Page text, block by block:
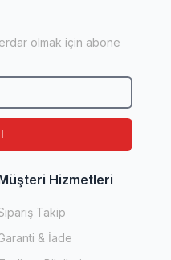
olmak için abone
Hizmetleri
Takip
& İade